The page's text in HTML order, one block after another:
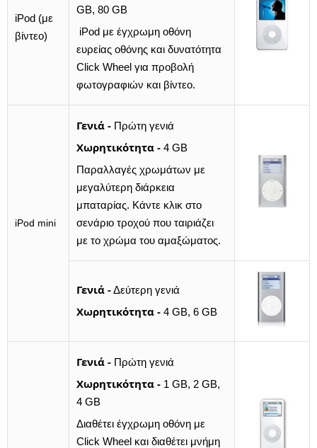
iPod (με
βίντεο)
GB, 80 GB
iPod με έγχρωμη οθόνη
ευρείας οθόνης και δυνατότητα
Click Wheel για προβολή
φωτογραφιών και βίντεο.
iPod mini
Γενιά - Πρώτη γενιά
Χωρητικότητα - 4 GB
Παραλλαγές χρωμάτων με
μεγαλύτερη διάρκεια
μπαταρίας. Κάντε κλικ στο
σενάριο τροχού που ταιριάζει
με το χρώμα του αμαξώματος.
Γενιά -Δεύτερη γενιά
Χωρητικότητα - 4 GB, 6 GB
Γενιά - Πρώτη γενιά
Χωρητικότητα - 1 GB, 2 GB,
4 GB
Διαθέτει έγχρωμη οθόνη με
Click Wheel και διαθέτει μνήμη